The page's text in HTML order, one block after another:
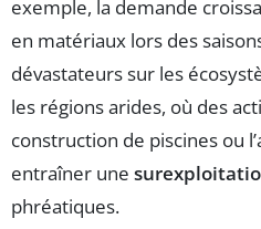
exemple, la demande
en matériaux lors des
dévastateurs sur les
les régions arides, où des
construction de piscines ou
entraîner une
phréatiques.